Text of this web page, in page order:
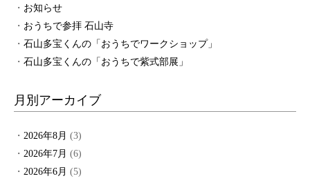
お知らせ
おうちで参拝 石山寺
石山多宝くんの「おうちでワークショップ」
石山多宝くんの「おうちで紫式部展」
月別アーカイブ
2026年8月 (3)
2026年7月 (6)
2026年6月 (5)